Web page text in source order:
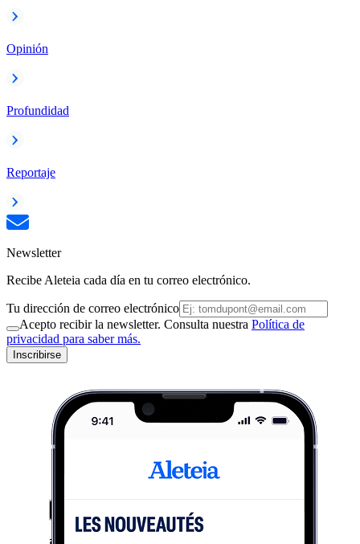
Opinión
Profundidad
Reportaje
Newsletter
Recibe Aleteia cada día en tu correo electrónico.
Tu dirección de correo electrónico
Acepto recibir la newsletter. Consulta nuestra Política de
privacidad para saber más.
Inscribirse